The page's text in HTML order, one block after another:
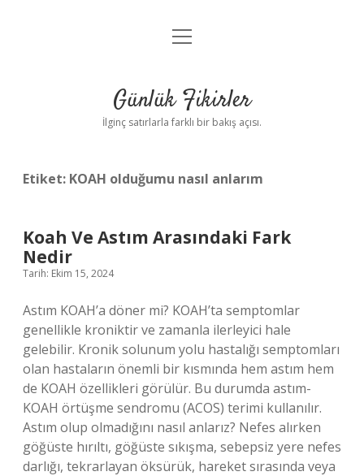
Anasayfa
Yasal Uyarı
menüyü
Günlük Fikirler
İlginç satırlarla farklı bir bakış açısı.
Etiket: KOAH olduğumu nasıl anlarım
Koah Ve Astım Arasındaki Fark
Nedir
Tarih: Ekim 15, 2024
Astım KOAH’a döner mi? KOAH’ta semptomlar
genellikle kroniktir ve zamanla ilerleyici hale
gelebilir. Kronik solunum yolu hastalığı semptomları
olan hastaların önemli bir kısmında hem astım hem
de KOAH özellikleri görülür. Bu durumda astım-
KOAH örtüşme sendromu (ACOS) terimi kullanılır.
Astım olup olmadığını nasıl anlarız? Nefes alırken
göğüste hırıltı, göğüste sıkışma, sebepsiz yere nefes
darlığı, tekrarlayan öksürük, hareket sırasında veya